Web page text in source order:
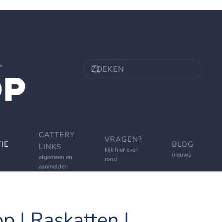
CATTERY
LINKS
algemeen en
aanmelden
VRAGEN?
kijk hier even
rond
BLOG
nieuws